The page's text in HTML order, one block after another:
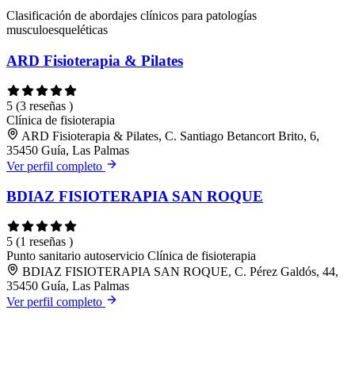
Clasificación de abordajes clínicos para patologías
musculoesqueléticas
ARD Fisioterapia & Pilates
5 (3 reseñas )
Clínica de fisioterapia
ARD Fisioterapia & Pilates, C. Santiago Betancort Brito, 6,
35450 Guía, Las Palmas
Ver perfil completo
BDIAZ FISIOTERAPIA SAN ROQUE
5 (1 reseñas )
Punto sanitario autoservicio Clínica de fisioterapia
BDIAZ FISIOTERAPIA SAN ROQUE, C. Pérez Galdós, 44,
35450 Guía, Las Palmas
Ver perfil completo